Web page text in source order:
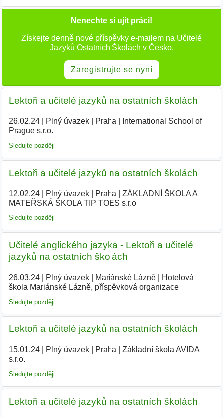
Nenechte si ujít práci!
Získejte denně nové příspěvky e-mailem na Učitelé
Jazyků Ostatních Školách v Česko.
Zaregistrujte se nyní
Lektoři a učitelé jazyků na ostatních školách
26.02.24| Plný úvazek| Praha
International School of
Prague s.r.o.
Sledujte později
Lektoři a učitelé jazyků na ostatních školách
12.02.24| Plný úvazek| Praha
ZÁKLADNÍ ŠKOLA A
MATEŘSKÁ ŠKOLA TIP TOES s.r.o|
Sledujte později
Učitelé anglického jazyka - Lektoři a učitelé
jazyků na ostatních školách
26.03.24| Plný úvazek| Mariánské Lázně|
Hotelová
škola Mariánské Lázně, příspěvková organizace|
Sledujte později
Lektoři a učitelé jazyků na ostatních školách
15.01.24| Plný úvazek| Praha
Základní škola AVIDA
s.r.o.
Sledujte později
Lektoři a učitelé jazyků na ostatních školách